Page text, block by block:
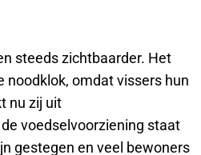
steeds zichtbaarder. Het
noodklok, omdat vissers hun
nu zij uit
voedselvoorziening staat
gestegen en veel bewoners